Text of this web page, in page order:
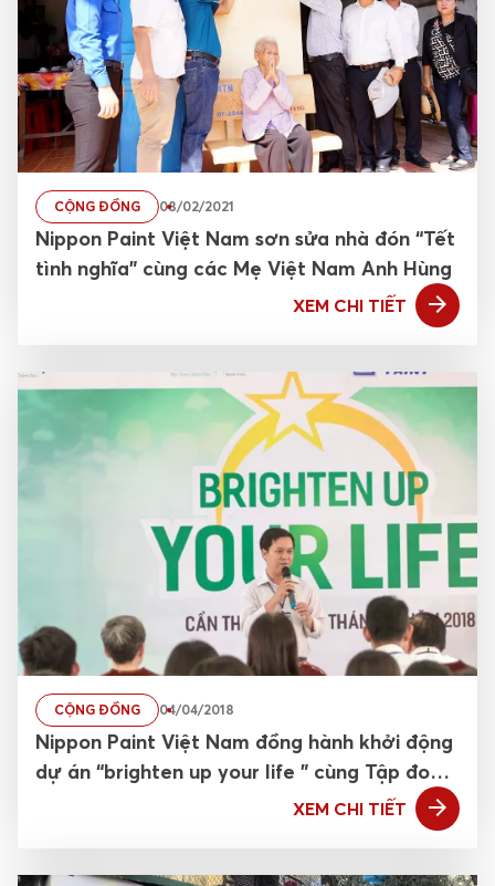
CỘNG ĐỒNG 08/02/2021
Nippon Paint Việt Nam sơn sửa nhà đón “Tết
tình nghĩa” cùng các Mẹ Việt Nam Anh Hùng
XEM CHI TIẾT
CỘNG ĐỒNG 04/04/2018
Nippon Paint Việt Nam đồng hành khởi động
dự án “brighten up your life ” cùng Tập đoàn
XEM CHI TIẾT